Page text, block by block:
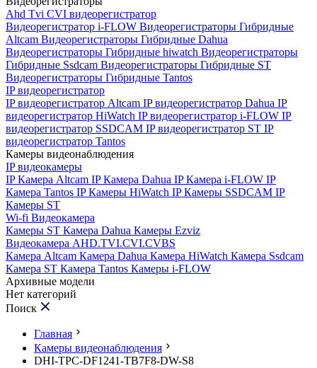
Ahd Tvi CVI видеорегистратор
Видеорегистратор i-FLOW Видеорегистраторы Гибридные
Altcam Видеорегистраторы Гибридные Dahua
Видеорегистраторы Гибридные hiwatch Видеорегистраторы
Гибридные Ssdcam Видеорегистраторы Гибридные ST
Видеорегистраторы Гибридные Tantos
IP видеорегистратор
IP видеорегистратор Altcam IP видеорегистратор Dahua IP
видеорегистратор HiWatch IP видеорегистратор i-FLOW IP
видеорегистратор SSDCAM IP видеорегистратор ST IP
видеорегистратор Tantos
Камеры видеонаблюдения
IP видеокамеры
IP Камера Altcam IP Камера Dahua IP Камера i-FLOW IP
Камера Tantos IP Камеры HiWatch IP Камеры SSDCAM IP
Камеры ST
Wi-fi Видеокамера
Камеры ST Камера Dahua Камеры Ezviz
Видеокамера AHD.TVI.CVI.CVBS
Камера Altcam Камера Dahua Камера HiWatch Камера Ssdcam
Камера ST Камера Tantos Камеры i-FLOW
Архивные модели
Нет категорий
Поиск
Главная
Камеры видеонаблюдения
DHI-TPC-DF1241-TB7F8-DW-S8